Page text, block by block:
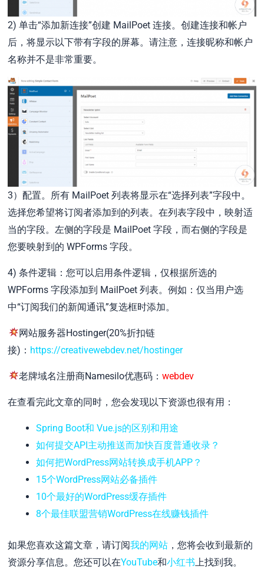
2) 单击“添加新连接”创建 MailPoet 连接。创建连接和帐户
后，将显示以下带有字段的屏幕。请注意，连接昵称和帐户
名称并不是非常重要。
3）配置。所有 MailPoet 列表将显示在“选择列表”字段中。
选择您希望将订阅者添加到的列表。在列表字段中，映射适
当的字段。左侧的字段是 MailPoet 字段，而右侧的字段是
您要映射到的 WPForms 字段。
4) 条件逻辑：您可以启用条件逻辑，仅根据所选的
WPForms 字段添加到 MailPoet 列表。例如：仅当用户选
中“订阅我们的新闻通讯”复选框时添加。
网站服务器Hostinger(20%折扣链
接)： https://creativewebdev.net/hostinger
老牌域名注册商Namesilo优惠码： webdev
在查看完此文章的同时，您会发现以下资源也很有用：
Spring Boot和 Vue.js的区别和用途
如何提交API主动推送而加快百度普通收录？
如何把WordPress网站转换成手机APP？
15个WordPress网站必备插件
10个最好的WordPress缓存插件
8个最佳联盟营销WordPress在线赚钱插件
如果您喜欢这篇文章，请订阅我的网站 ，您将会收到最新的
资源分享信息。您还可以在YouTube和小红书 上找到我。